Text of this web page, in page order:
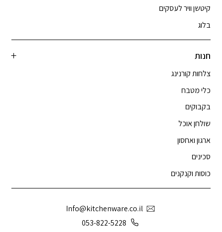
קיטשן וויר לעסקים
בלוג
חנות
צלחות קורנינג
כלי מטבח
בקבוקים
שולחן אוכל
ארגון ואחסון
סכינים
כוסות וקנקנים
Info@kitchenware.co.il
053-822-5228